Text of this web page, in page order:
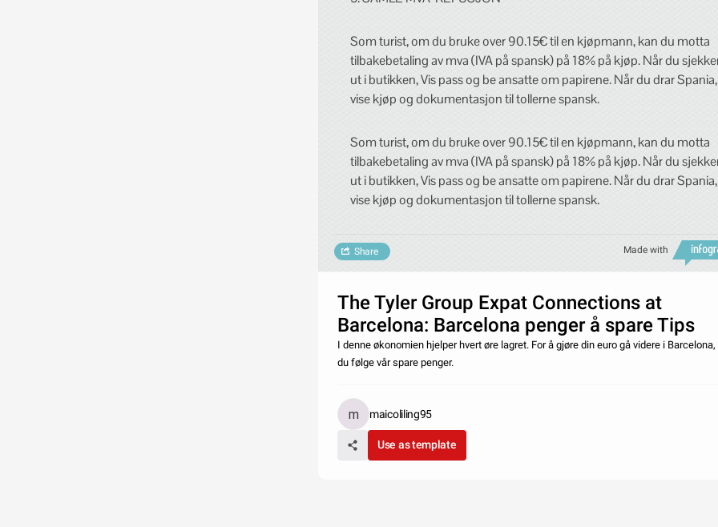
Som turist, om du bruke over 90.15€ til en kjøpmann, kan du motta
tilbakebetaling av mva (IVA på spansk) på 18% på kjøp. Når du
ut i butikken, Vis pass og be ansatte om papirene. Når du drar Spania,
vise kjøp og dokumentasjon til tollerne spansk.
Som turist, om du bruke over 90.15€ til en kjøpmann, kan du motta
tilbakebetaling av mva (IVA på spansk) på 18% på kjøp. Når du
ut i butikken, Vis pass og be ansatte om papirene. Når du drar Spania,
vise kjøp og dokumentasjon til tollerne spansk.
Made with
Share
The Tyler Group Expat Connections at
Barcelona: Barcelona penger å spare Tips
I denne økonomien hjelper hvert øre lagret. For å gjøre din euro gå videre i
du følge vår spare penger.
maicoliling95
Use as template